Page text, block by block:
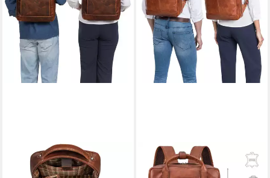
STILORD
Notebook-Rucksack "Heiko"
STILORD
Notebook-Rucksack "Bobbie"